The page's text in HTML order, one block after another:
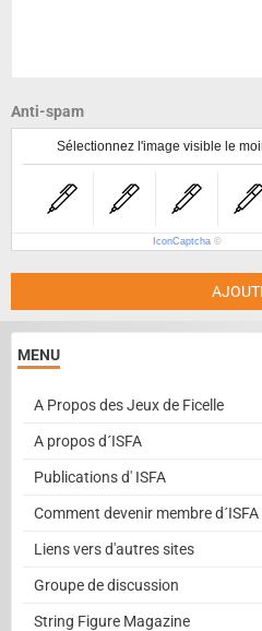
Anti-spam
Sélectionnez l'image visible le
IconCaptcha ©
MENU
A Propos des Jeux de Ficelle
A propos d´ISFA
Publications d' ISFA
Comment devenir membre d´ISFA
Liens vers d'autres sites
Groupe de discussion
String Figure Magazine